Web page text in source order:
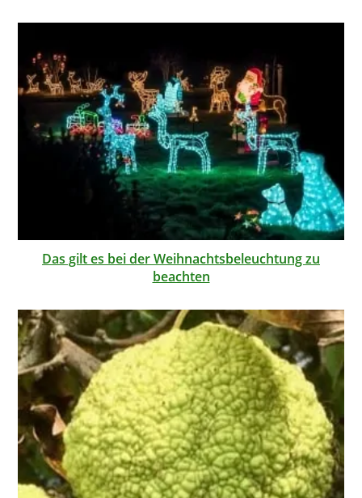
Das gilt es bei der Weihnachtsbeleuchtung zu
beachten